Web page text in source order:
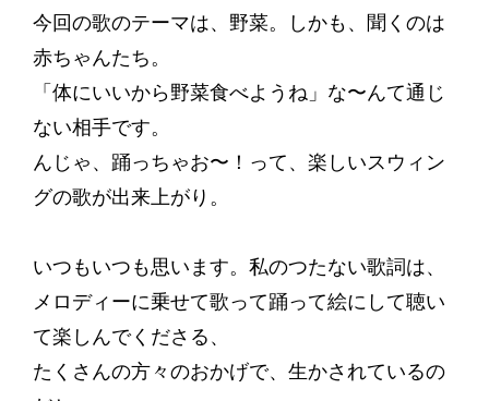
今回の歌のテーマは、野菜。しかも、聞くのは
赤ちゃんたち。
「体にいいから野菜食べようね」な〜んて通じ
ない相手です。
んじゃ、踊っちゃお〜！って、楽しいスウィン
グの歌が出来上がり。
いつもいつも思います。私のつたない歌詞は、
メロディーに乗せて歌って踊って絵にして聴い
て楽しんでくださる、
たくさんの方々のおかげで、生かされているの